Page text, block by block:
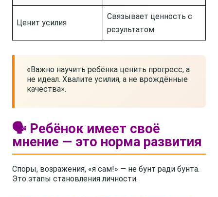
Ценит усилия
Связывает ценность с
результатом
«Важно научить ребёнка ценить прогресс, а
не идеал. Хвалите усилия, а не врождённые
качества».
🗣️ Ребёнок имеет своё
мнение — это норма развития
Споры, возражения, «я сам!» — не бунт ради бунта.
Это этапы становления личности.